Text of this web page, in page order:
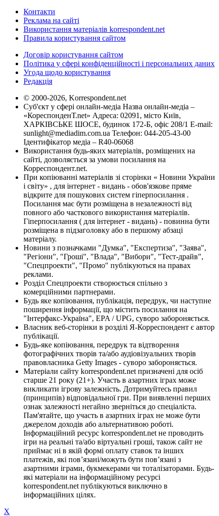
Контакти
Реклама на сайті
Використання матеріалів korrespondent.net
Правила користування сайтом
Договір користування сайтом
Політика у сфері конфіденційності і персональних даних
Угода щодо користування
Редакція
© 2000-2026, Korrespondent.net
Суб'єкт у сфері онлайн-медіа Назва онлайн-медіа –
«КореспонденТ.net» Адреса: 02091, місто Київ,
ХАРКІВСЬКЕ ШОСЕ, будинок 172-Б, офіс 208/1 E-mail:
sunlight@mediadim.com.ua Телефон: 044-205-43-00
Ідентифікатор медіа – R40-06068
Використання будь-яких матеріалів, розміщених на
сайті, дозволяється за умови посилання на
Корреспондент.net.
При копіюванні матеріалів зі сторінки « Новини України
і світу» , для інтернет - видань - обов'язкове пряме
відкрите для пошукових систем гіперпосилання .
Посилання має бути розміщена в незалежності від
повного або часткового використання матеріалів.
Гіперпосилання ( для інтернет - видань) - повинна бути
розміщена в підзаголовку або в першому абзаці
матеріалу.
Новини з позначками "Думка", "Експертиза", "Заява",
"Регіони", "Гроші", "Влада", "Вибори", "Тест-драйв",
"Спецпроекти", "Промо" публікуються на правах
реклами.
Розділ Спецпроекти створюється спільно з
комерційними партнерами.
Будь яке копіювання, публікація, передрук, чи наступне
поширення інформації, що містить посилання на
"Інтерфакс-Україна", EPA / UPG, суворо забороняється.
Власник веб-сторінки в розділі Я-Корреспондент є автор
публікації.
Будь-яке копіювання, передрук та відтворення
фотографічних творів та/або аудіовізуальних творів
правовласника Getty Images - суворо забороняється.
Матеріали сайту korrespondent.net призначені для осіб
старше 21 року (21+). Участь в азартних іграх може
викликати ігрову залежність. Дотримуйтесь правил
(принципів) відповідальної гри. При виявленні перших
ознак залежності негайно зверніться до спеціаліста.
Пам'ятайте, що участь в азартних іграх не може бути
джерелом доходів або альтернативою роботі.
Інформаційний ресурс korrespondent.net не проводить
ігри на реальні та/або віртуальні гроші, також сайт не
приймає ні в якій формі оплату ставок та інших
платежів, які пов’язані/можуть бути пов’язані з
азартними іграми, букмекерами чи тоталізаторами. Будь-
які матеріали на інформаційному ресурсі
korrespondent.net публікуються виключно в
інформаційних цілях.
X